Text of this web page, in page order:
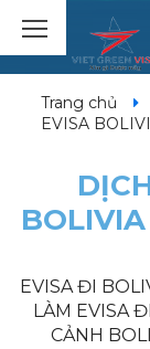
Trang chủ
EVISA
EVISA ĐI
LÀM EVISA
CẢNH